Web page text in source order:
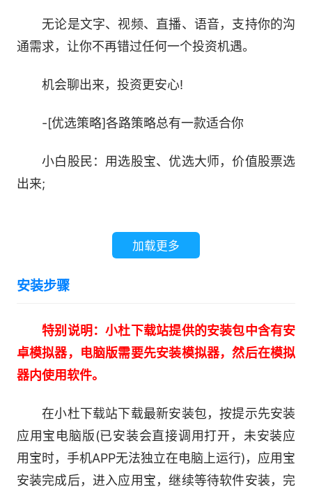
无论是文字、视频、直播、语音，支持你的沟
通需求，让你不再错过任何一个投资机遇。
机会聊出来，投资更安心!
-[优选策略]各路策略总有一款适合你
小白股民：用选股宝、优选大师，价值股票选
出来;
从资讯中获取投资机遇;
技术玩家：用DDE决策，阶段统计，历史回
大智慧用19年股市经验，打造适合你的优选决
策，助力你的投资!
-[AI智能]为你提供更多贴心服务
智能发现功能，让大量资讯内容都是你所关心
的;
加载更多
安装步骤
特别说明：小杜下载站提供的安装包中含有安
卓模拟器，电脑版需要先安装模拟器，然后在模拟
器内使用软件。
在小杜下载站下载最新安装包，按提示先安装
应用宝电脑版(已安装会直接调用打开，未安装应
用宝时，手机APP无法独立在电脑上运行)，应用宝
安装完成后，进入应用宝，继续等待软件安装，完